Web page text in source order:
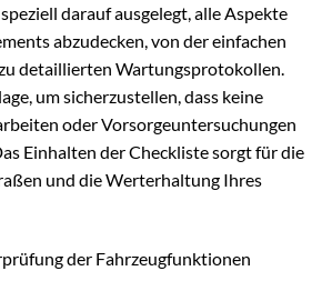
darauf ausgelegt, alle Aspekte
abzudecken, von der einfachen
detaillierten Wartungsprotokollen.
um sicherzustellen, dass keine
oder Vorsorgeuntersuchungen
Einhalten der Checkliste sorgt für die
und die Werterhaltung Ihres
der Fahrzeugfunktionen